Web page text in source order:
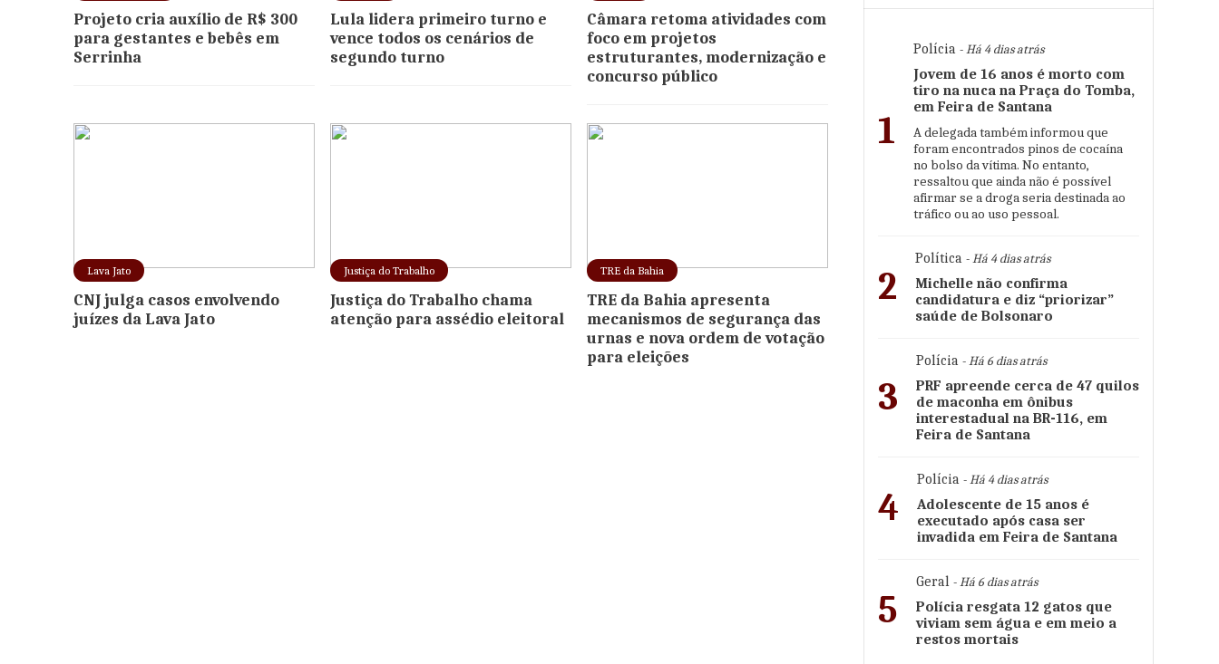
Projeto cria auxílio de R$ 300
para gestantes e bebês em
Serrinha
Lula lidera primeiro turno e
vence todos os cenários de
segundo turno
Câmara retoma atividades com
foco em projetos
estruturantes, modernização e
concurso público
Lava Jato
CNJ julga casos envolvendo
juízes da Lava Jato
Justiça do Trabalho
Justiça do Trabalho chama
atenção para assédio eleitoral
TRE da Bahia
TRE da Bahia apresenta
mecanismos de segurança das
urnas e nova ordem de votação
para eleições
1
Polícia - Há 4 dias atrás
Jovem de 16 anos é morto com
tiro na nuca na Praça do Tomba,
em Feira de Santana
A delegada também informou que
foram encontrados pinos de cocaína
no bolso da vítima. No entanto,
ressaltou que ainda não é possível
afirmar se a droga seria destinada ao
tráfico ou ao uso pessoal.
2
Política - Há 4 dias atrás
Michelle não confirma
candidatura e diz “priorizar”
saúde de Bolsonaro
3
Polícia - Há 6 dias atrás
PRF apreende cerca de 47 quilos
de maconha em ônibus
interestadual na BR-116, em
Feira de Santana
4
Polícia - Há 4 dias atrás
Adolescente de 15 anos é
executado após casa ser
invadida em Feira de Santana
5
Geral - Há 6 dias atrás
Polícia resgata 12 gatos que
viviam sem água e em meio a
restos mortais